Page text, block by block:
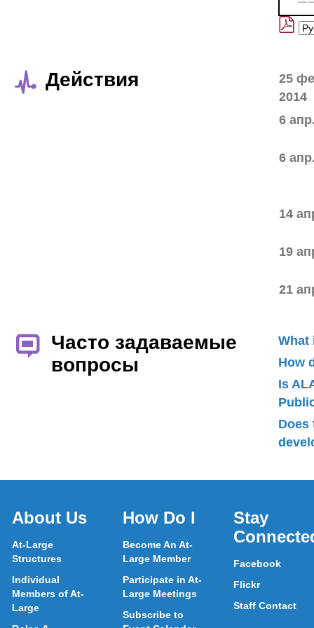
Действия
25
2014
6
6
14
19
21
Часто задаваемые
вопросы
What
How
Is
Does
About Us
At-Large
Structures
Individual
Members of At-
Large
How Do I
Become An At-
Large Member
Participate in At-
Large Meetings
Subscribe to
Stay
Facebook
Flickr
Staff Contact